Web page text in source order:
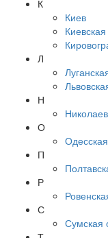
К
Киев
Л
Н
О
П
Р
С
Сумская